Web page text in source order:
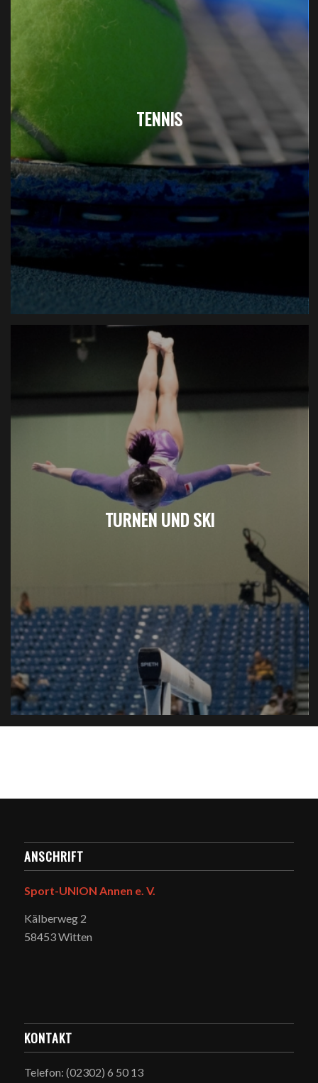
TENNIS
TURNEN UND SKI
ANSCHRIFT
Sport-UNION Annen e. V.
Kälberweg 2
58453 Witten
KONTAKT
Telefon: (02302) 6 50 13